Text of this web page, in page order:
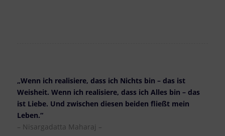
„Wenn ich realisiere, dass ich Nichts bin – das ist
Weisheit. Wenn ich realisiere, dass ich Alles bin – das
ist Liebe. Und zwischen diesen beiden fließt mein
Leben.“
– Nisargadatta Maharaj –